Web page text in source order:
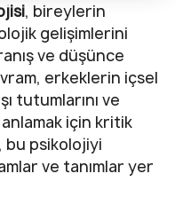
, bireylerin
gelişimlerini
ve düşünce
erkeklerin içsel
tutumlarını ve
için kritik
bu psikolojiyi
ve tanımlar yer